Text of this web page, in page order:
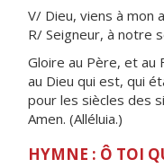
V/ Dieu, viens à mon
R/ Seigneur, à notre
Gloire au Père, et au
au Dieu qui est, qui
pour les siècles des
Amen. (Alléluia.)
HYMNE : Ô TOI